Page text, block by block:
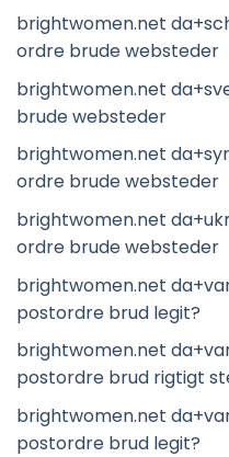
brightwomen.net
ordre brude websteder
brightwomen.net
brude websteder
brightwomen.net
ordre brude websteder
brightwomen.net
ordre brude websteder
brightwomen.net
postordre brud legit?
brightwomen.net
postordre brud rigtigt
brightwomen.net
postordre brud legit?